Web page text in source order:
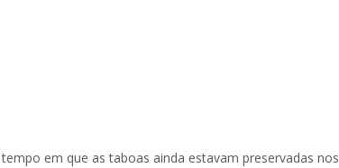
em que as taboas ainda estavam preservadas nos